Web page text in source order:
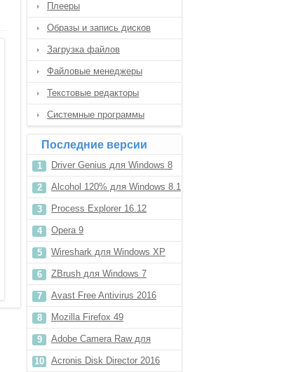
Плееры
Образы и запись дисков
Загрузка файлов
Файловые менеджеры
Текстовые редакторы
Системные программы
Последние версии
Driver Genius для Windows 8
Alcohol 120% для Windows 8.1
Process Explorer 16.12
Opera 9
Wireshark для Windows XP
ZBrush для Windows 7
Avast Free Antivirus 2016
Mozilla Firefox 49
Adobe Camera Raw для
Windows 8
Acronis Disk Director 2016